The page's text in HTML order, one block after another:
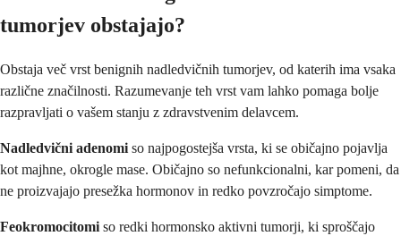
tumorjev obstajajo?
Obstaja več vrst benignih nadledvičnih tumorjev, od katerih ima vsaka
različne značilnosti. Razumevanje teh vrst vam lahko pomaga bolje
razpravljati o vašem stanju z zdravstvenim delavcem.
Nadledvični adenomi so najpogostejša vrsta, ki se običajno pojavlja
kot majhne, okrogle mase. Običajno so nefunkcionalni, kar pomeni, da
ne proizvajajo presežka hormonov in redko povzročajo simptome.
Feokromocitomi so redki hormonsko aktivni tumorji, ki sproščajo